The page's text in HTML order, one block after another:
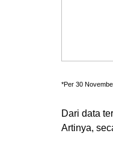
*Per 30
Dari data
Artinya,